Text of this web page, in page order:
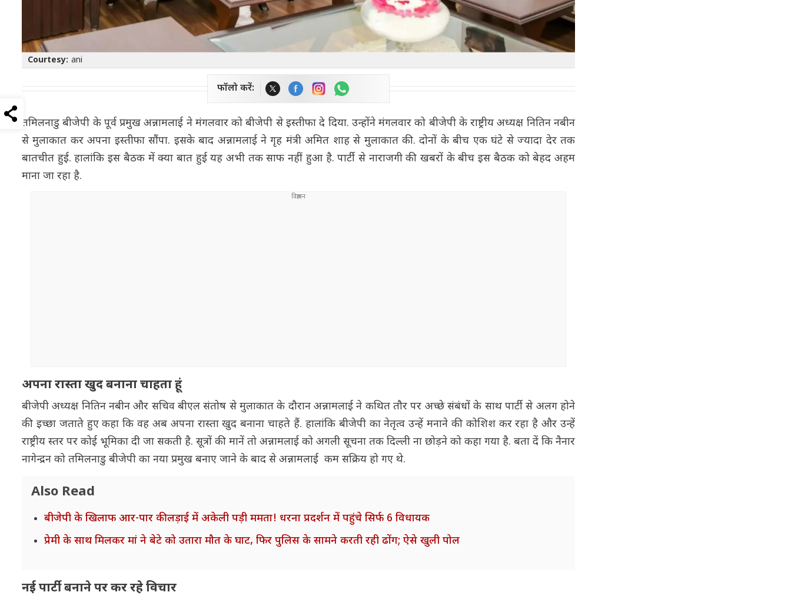
Courtesy: ani
फॉलो करें:
तमिलनाडु बीजेपी के पूर्व प्रमुख अन्नामलाई ने मंगलवार को बीजेपी से इस्तीफा दे दिया. उन्होंने मंगलवार को बीजेपी के राष्ट्रीय अध्यक्ष नितिन नबीन
से मुलाकात कर अपना इस्तीफा सौंपा. इसके बाद अन्नामलाई ने गृह मंत्री अमित शाह से मुलाकात की. दोनों के बीच एक घंटे से ज्यादा देर तक
बातचीत हुई. हालांकि इस बैठक में क्या बात हुई यह अभी तक साफ नहीं हुआ है. पार्टी से नाराजगी की खबरों के बीच इस बैठक को बेहद अहम
माना जा रहा है.
अपना रास्ता खुद बनाना चाहता हूं
बीजेपी अध्यक्ष नितिन नबीन और सचिव बीएल संतोष से मुलाकात के दौरान अन्नामलाई ने कथित तौर पर अच्छे संबंधों के साथ पार्टी से अलग होने
की इच्छा जताते हुए कहा कि वह अब अपना रास्ता खुद बनाना चाहते हैं. हालांकि बीजेपी का नेतृत्व उन्हें मनाने की कोशिश कर रहा है और उन्हें
राष्ट्रीय स्तर पर कोई भूमिका दी जा सकती है. सूत्रों की मानें तो अन्नामलाई को अगली सूचना तक दिल्ली ना छोड़ने को कहा गया है. बता दें कि नैनार
नागेन्द्रन को तमिलनाडु बीजेपी का नया प्रमुख बनाए जाने के बाद से अन्नामलाई कम सक्रिय हो गए थे.
Also Read
बीजेपी के खिलाफ आर-पार की लड़ाई में अकेली पड़ी ममता! धरना प्रदर्शन में पहुंचे सिर्फ 6 विधायक
प्रेमी के साथ मिलकर मां ने बेटे को उतारा मौत के घाट, फिर पुलिस के सामने करती रही ढोंग; ऐसे खुली पोल
नई पार्टी बनाने पर कर रहे विचार